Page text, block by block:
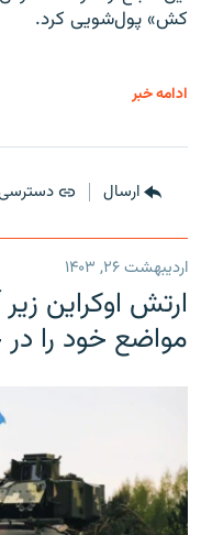
کش» پول‌شویی کرد.
ادامه خبر
ارسال
اردیبهشت ۲۶, ۱۴۰۳
ارتش اوکراین
مواضع خود را در